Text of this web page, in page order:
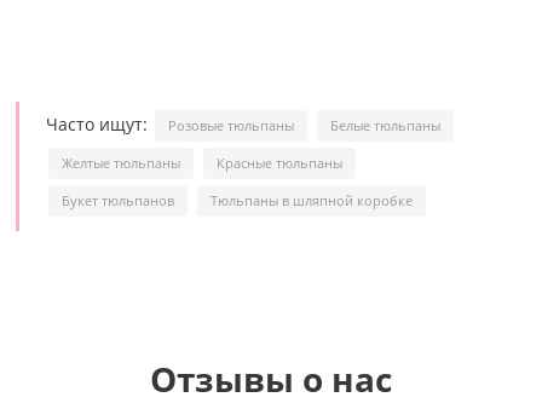
Часто ищут: Розовые тюльпаны Белые тюльпаны
Желтые тюльпаны Красные тюльпаны
Букет тюльпанов Тюльпаны в шляпной коробке
Отзывы о нас